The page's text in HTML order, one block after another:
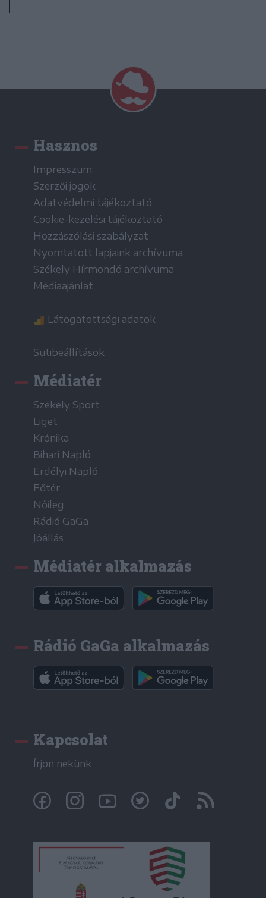
Hasznos
Impresszum
Szerzői jogok
Adatvédelmi tájékoztató
Cookie-kezelési tájékoztató
Hozzászólási szabályzat
Nyomtatott lapjaink archívuma
Székely Hírmondó archívuma
Médiaajánlat
Látogatottsági adatok
Sütibeállítások
Médiatér
Székely Sport
Liget
Krónika
Bihari Napló
Erdélyi Napló
Főtér
Nőileg
Rádió GaGa
Jóállás
Médiatér alkalmazás
Rádió GaGa alkalmazás
Kapcsolat
Írjon nekünk